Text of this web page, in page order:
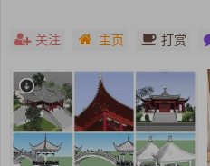
关注 主页 打赏